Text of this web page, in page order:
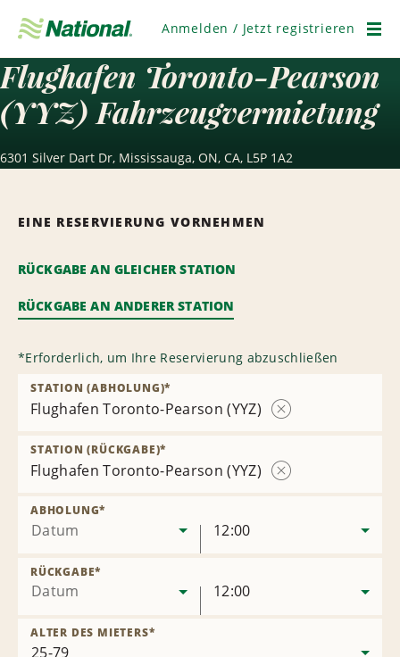
überspringen
Anmelden / Jetzt registrieren
Flughafen Toronto-Pearson
(YYZ) Fahrzeugvermietung
6301 Silver Dart Dr, Mississauga, ON, CA, L5P 1A2
EINE RESERVIERUNG VORNEHMEN
RÜCKGABE AN GLEICHER STATION
RÜCKGABE AN ANDERER STATION
*Erforderlich, um Ihre Reservierung abzuschließen
Flughafen Toronto-Pearson (YYZ)
STATION (ABHOLUNG)*
Flughafen Toronto-Pearson (YYZ)
STATION (RÜCKGABE)*
Datum
ABHOLUNG*
12:00
Datum
RÜCKGABE*
12:00
ALTER DES MIETERS*